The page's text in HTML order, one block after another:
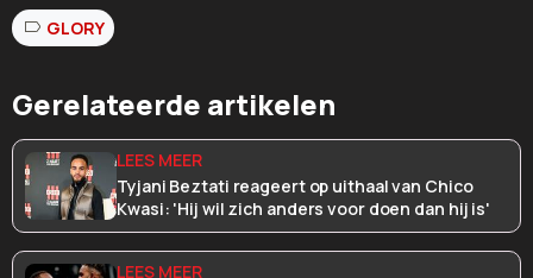
GLORY
Gerelateerde artikelen
Tyjani Beztati reageert op uithaal van Chico
Kwasi: 'Hij wil zich anders voor doen dan hij is'